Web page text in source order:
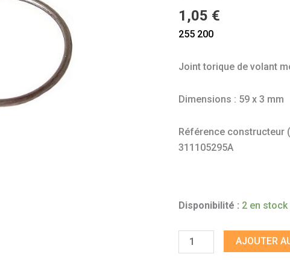
1,05 €
255 200
Joint torique de volant
Dimensions : 59 x 3 mm
Référence constructeur
311105295A
Disponibilité : 2 en
T25/T3
1,6
AJOUTER